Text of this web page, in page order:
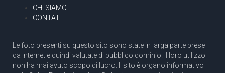
CHI SIAMO
CONTATTI
Le foto presenti su questo sito sono state in larga parte prese
da Internet e quindi valutate di pubblico dominio. Il loro utilizzo
non ha mai avuto scopo di lucro. Il sito è organo informativo